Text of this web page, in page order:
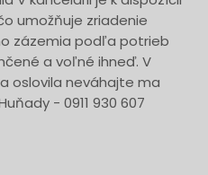
umožňuje zriadenie
zázemia podľa potrieb
a voľné ihneď. V
oslovila neváhajte ma
- 0911 930 607